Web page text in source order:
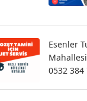
Esenler
0532 384